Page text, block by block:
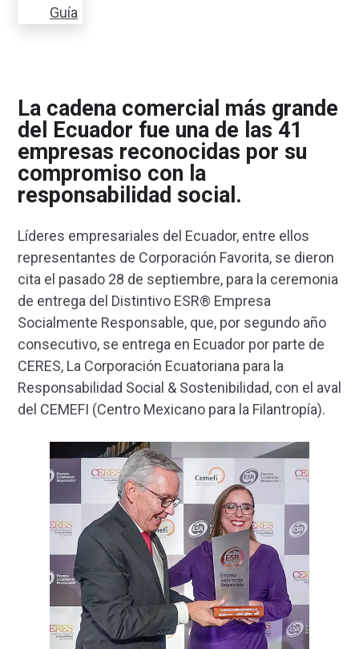
Guía
La cadena comercial más grande
del Ecuador fue una de las 41
empresas reconocidas por su
compromiso con la
responsabilidad social.
Líderes empresariales del Ecuador, entre ellos
representantes de Corporación Favorita, se dieron
cita el pasado 28 de septiembre, para la ceremonia
de entrega del Distintivo ESR® Empresa
Socialmente Responsable, que, por segundo año
consecutivo, se entrega en Ecuador por parte de
CERES, La Corporación Ecuatoriana para la
Responsabilidad Social & Sostenibilidad, con el aval
del CEMEFI (Centro Mexicano para la Filantropía).